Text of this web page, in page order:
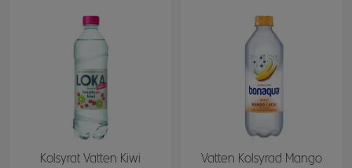
Kolsyrat Vatten Kiwi
Vatten Kolsyrad Mango